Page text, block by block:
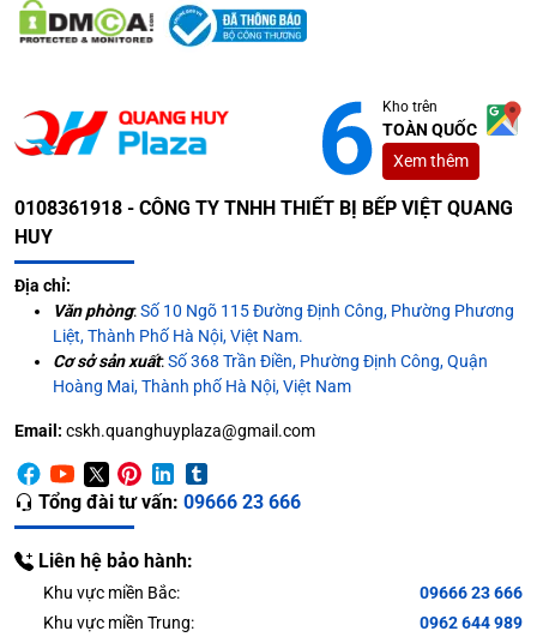
Kho trên
TOÀN QUỐC
Xem thêm
0108361918 - CÔNG TY TNHH THIẾT BỊ BẾP VIỆT QUANG
HUY
Địa chỉ:
Văn phòng:Số 10 Ngõ 115 Đường Định Công, Phường Phương
Liệt, Thành Phố Hà Nội, Việt Nam.
Cơ sở sản xuất:Số 368 Trần Điền, Phường Định Công, Quận
Hoàng Mai, Thành phố Hà Nội, Việt Nam
Email: cskh.quanghuyplaza@gmail.com
Tổng đài tư vấn: 09666 23 666
Liên hệ bảo hành:
Khu vực miền Bắc:
09666 23 666
Khu vực miền Trung:
0962 644 989